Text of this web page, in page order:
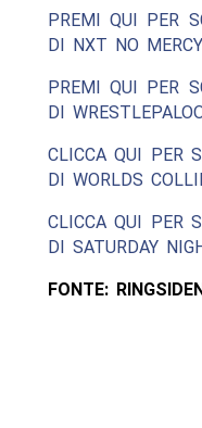
PREMI QUI PER
DI NXT NO
PREMI QUI PER
DI
CLICCA QUI PER
DI WORLDS
CLICCA QUI PER
DI SATURDAY
FONTE: